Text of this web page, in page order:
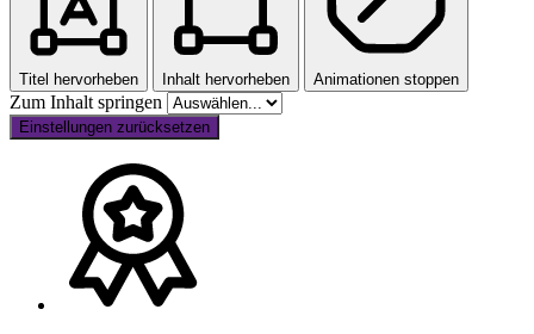
Titel hervorheben Inhalt hervorheben Animationen stoppen
Zum Inhalt springen
Einstellungen zurücksetzen